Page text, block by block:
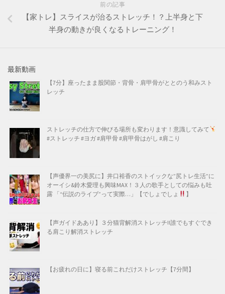
前の記事
【家トレ】スライスが治るストレッチ！？上半身と下
半身の動きが良くなるトレーニング！
最新動画
【7分】座ったまま股関節・背骨・肩甲骨がととのう和みスト
レッチ
ストレッチの仕方で伸びる場所も変わります！意識してみて
#ストレッチ #ヨガ #肩甲骨 #肩甲骨はがし #肩こり
【声優界一の美尻に】井口裕香のストイックな”尻トレ生活”に
オーイシ&鈴木愛理も興味MAX！３人の歌手としての悩みも吐
露 「“伝説のライブ”って実際…」【でしょでしょ
】
【声ガイドああり】３分猫背解消ストレッチ!!誰でもすぐでき
る肩こり解消ストレッチ
【お疲れの日に】寝る前これだけストレッチ【7分間】